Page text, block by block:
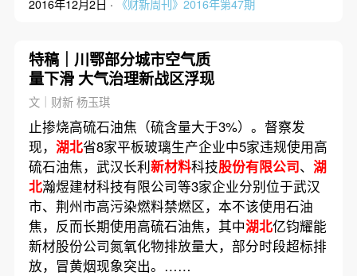
2016年12月2日 · 《财新周刊》2016年第47期
特稿｜川鄂部分城市空气质
量下滑 大气治理新战区浮现
文｜财新 杨玉琪
止掺烧高硫石油焦（硫含量大于3%）。督察发
现， 湖北省8家平板玻璃生产企业中5家违规使用高
硫石油焦，武汉长利新材料科技股份有限公司、 湖
北瀚煜建材科技有限公司等3家企业分别位于武汉
市、荆州市高污染燃料禁燃区，本不该使用石油
焦，反而长期使用高硫石油焦，其中湖北亿钧耀能
新材股份公司氮氧化物排放量大，部分时段超标排
放，冒黄烟现象突出。……